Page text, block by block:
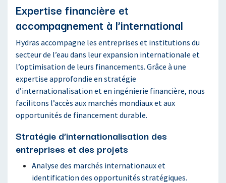
Expertise financière et
accompagnement à l’international
Hydras accompagne les entreprises et institutions du
secteur de l’eau dans leur expansion internationale et
l’optimisation de leurs financements. Grâce à une
expertise approfondie en stratégie
d’internationalisation et en ingénierie financière, nous
facilitons l’accès aux marchés mondiaux et aux
opportunités de financement durable.
Stratégie d’internationalisation des
entreprises et des projets
Analyse des marchés internationaux et
identification des opportunités stratégiques.